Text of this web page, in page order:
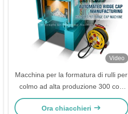
Video
Macchina per la formatura di rulli per
colmo ad alta produzione 300 con
controllo PLC per sistemi di
copertura
Ora chiacchieri